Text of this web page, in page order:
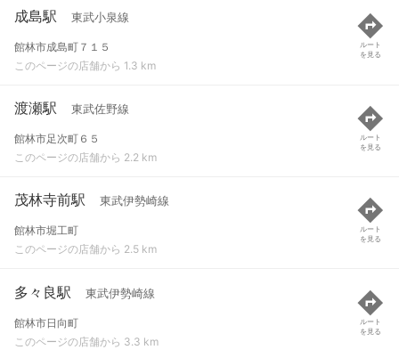
成島駅 東武小泉線
館林市成島町７１５
このページの店舗から 1.3 km
ルート
を見る
渡瀬駅 東武佐野線
館林市足次町６５
このページの店舗から 2.2 km
ルート
を見る
茂林寺前駅 東武伊勢崎線
館林市堀工町
このページの店舗から 2.5 km
ルート
を見る
多々良駅 東武伊勢崎線
館林市日向町
このページの店舗から 3.3 km
ルート
を見る